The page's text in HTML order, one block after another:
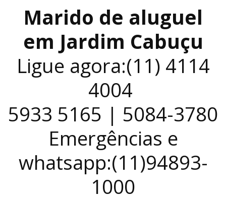
Marido de aluguel
em Jardim Cabuçu
Ligue agora:(11) 4114
4004
5933 5165 | 5084-3780
Emergências e
whatsapp:(11)94893-
1000